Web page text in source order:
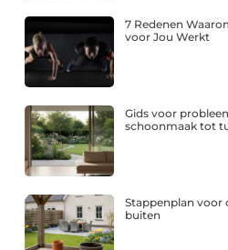
7 Redenen
voor Jou Werkt
Gids voor
schoonmaak tot
Stappenplan voor
buiten